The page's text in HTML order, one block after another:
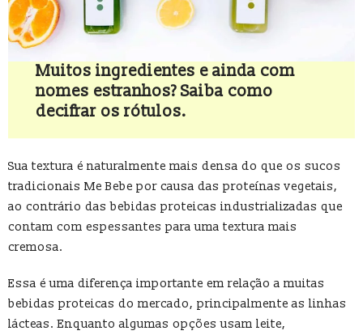
Muitos ingredientes e ainda com
nomes estranhos? Saiba como
decifrar os rótulos.
Sua textura é naturalmente mais densa do que os sucos
tradicionais Me Bebe por causa das proteínas vegetais,
ao contrário das bebidas proteicas industrializadas que
contam com espessantes para uma textura mais
cremosa.
Essa é uma diferença importante em relação a muitas
bebidas proteicas do mercado, principalmente as linhas
lácteas. Enquanto algumas opções usam leite,